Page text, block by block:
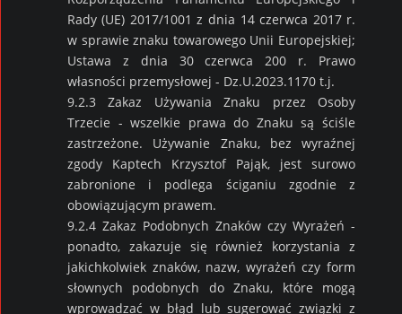
Rady (UE) 2017/1001 z dnia 14 czerwca 2017 r.
w sprawie znaku towarowego Unii Europejskiej;
Ustawa z dnia 30 czerwca 200 r. Prawo
własności przemysłowej - Dz.U.2023.1170 t.j.
9.2.3 Zakaz Używania Znaku przez Osoby
Trzecie - wszelkie prawa do Znaku są ściśle
zastrzeżone. Używanie Znaku, bez wyraźnej
zgody Kaptech Krzysztof Pająk, jest surowo
zabronione i podlega ściganiu zgodnie z
obowiązującym prawem.
9.2.4 Zakaz Podobnych Znaków czy Wyrażeń -
ponadto, zakazuje się również korzystania z
jakichkolwiek znaków, nazw, wyrażeń czy form
słownych podobnych do Znaku, które mogą
wprowadzać w błąd lub sugerować związki z